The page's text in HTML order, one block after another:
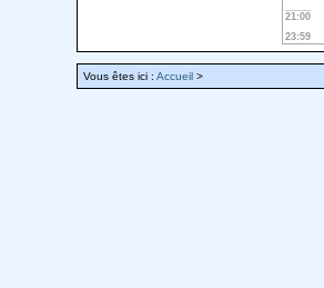
21:00
23:59
Vous êtes ici : Accueil >